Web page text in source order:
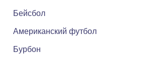
Бейсбол
Американский футбол
Бурбон